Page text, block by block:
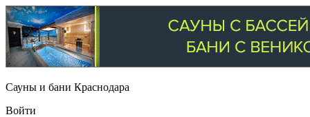
Сауны и бани Краснодара
Войти